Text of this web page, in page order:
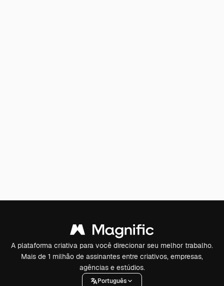
A plataforma criativa para você direcionar seu melhor trabalho.
Mais de 1 milhão de assinantes entre criativos, empresas,
agências e estúdios.
Português